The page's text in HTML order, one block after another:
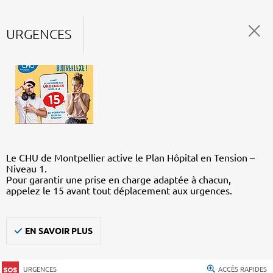
URGENCES
Le CHU de Montpellier active le Plan Hôpital en Tension –
Niveau 1.
Pour garantir une prise en charge adaptée à chacun,
appelez le 15 avant tout déplacement aux urgences.
EN SAVOIR PLUS
URGENCES ACCÈS RAPIDES